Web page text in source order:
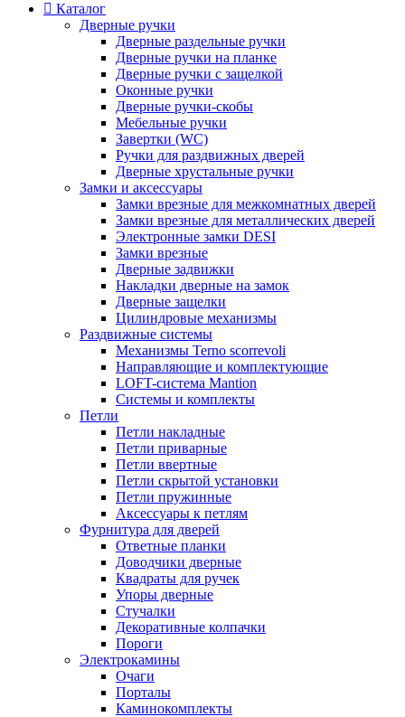
Каталог
Дверные ручки
Дверные раздельные ручки
Дверные ручки на планке
Дверные ручки с защелкой
Оконные ручки
Дверные ручки-скобы
Мебельные ручки
Завертки (WC)
Ручки для раздвижных дверей
Дверные хрустальные ручки
Замки и аксессуары
Замки врезные для межкомнатных дверей
Замки врезные для металлических дверей
Электронные замки DESI
Замки врезные
Дверные задвижки
Накладки дверные на замок
Дверные защелки
Цилиндровые механизмы
Раздвижные системы
Механизмы Terno scorrevoli
Направляющие и комплектующие
LOFT-cистема Mantion
Системы и комплекты
Петли
Петли накладные
Петли приварные
Петли ввертные
Петли скрытой установки
Петли пружинные
Аксессуары к петлям
Фурнитура для дверей
Ответные планки
Доводчики дверные
Квадраты для ручек
Упоры дверные
Стучалки
Декоративные колпачки
Пороги
Электрокамины
Очаги
Порталы
Каминокомплекты